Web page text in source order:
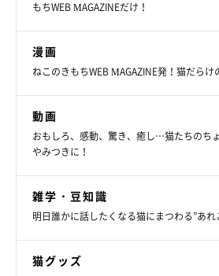
もちWEB MAGAZINEだけ！
漫画
ねこのきもちWEB MAGAZINE発！猫だら
動画
おもしろ、感動、驚き、癒し…猫たちのち
やみつきに！
雑学・豆知識
明日誰かに話したくなる猫にまつわる”あれ
猫グッズ